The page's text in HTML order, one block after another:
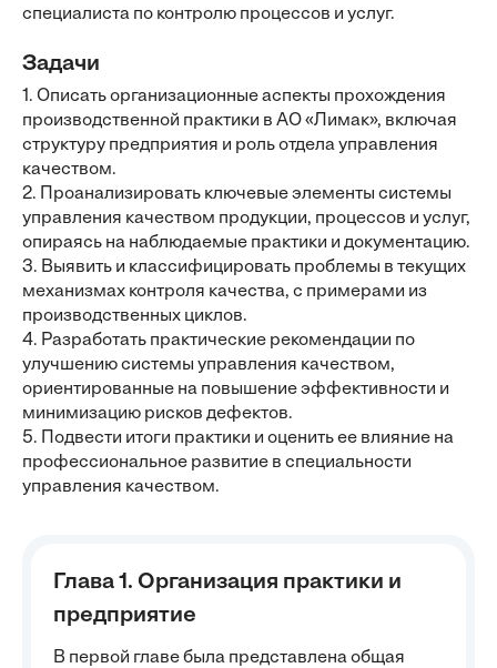
специалиста по контролю процессов и услуг.
Задачи
1. Описать организационные аспекты прохождения
производственной практики в АО «Лимак», включая
структуру предприятия и роль отдела управления
качеством.
2. Проанализировать ключевые элементы системы
управления качеством продукции, процессов и услуг,
опираясь на наблюдаемые практики и документацию.
3. Выявить и классифицировать проблемы в текущих
механизмах контроля качества, с примерами из
производственных циклов.
4. Разработать практические рекомендации по
улучшению системы управления качеством,
ориентированные на повышение эффективности и
минимизацию рисков дефектов.
5. Подвести итоги практики и оценить ее влияние на
профессиональное развитие в специальности
управления качеством.
Глава 1. Организация практики и
предприятие
В первой главе была представлена общая